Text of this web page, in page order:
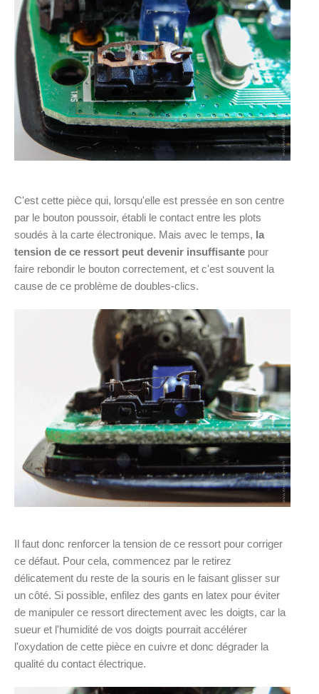
C'est cette pièce qui, lorsqu'elle est pressée en son centre
par le bouton poussoir, établi le contact entre les plots
soudés à la carte électronique. Mais avec le temps, la
tension de ce ressort peut devenir insuffisante pour
faire rebondir le bouton correctement, et c'est souvent la
cause de ce problème de doubles-clics.
Il faut donc renforcer la tension de ce ressort pour corriger
ce défaut. Pour cela, commencez par le retirez
délicatement du reste de la souris en le faisant glisser sur
un côté. Si possible, enfilez des gants en latex pour éviter
de manipuler ce ressort directement avec les doigts, car la
sueur et l'humidité de vos doigts pourrait accélérer
l'oxydation de cette pièce en cuivre et donc dégrader la
qualité du contact électrique.